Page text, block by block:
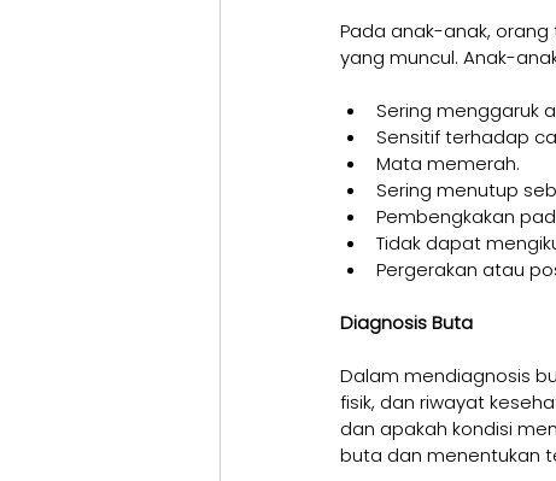
Pada anak-anak,
yang muncul. Anak-
Sering menggaruk
Sensitif terhadap
Mata memerah.
Sering menutup
Pembengkakan
Tidak dapat
Pergerakan atau
Diagnosis Buta
Dalam mendiagnosis
fisik, dan riwayat
dan apakah kondisi
buta dan menentukan